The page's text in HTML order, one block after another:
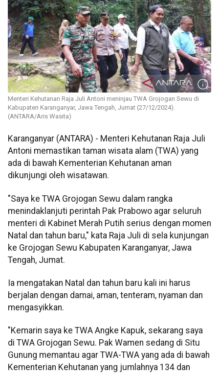
Menteri Kehutanan Raja Juli Antoni meninjau TWA Grojogan Sewu di
Kabupaten Karanganyar, Jawa Tengah, Jumat (27/12/2024).
(ANTARA/Aris Wasita)
Karanganyar (ANTARA) - Menteri Kehutanan Raja Juli
Antoni memastikan taman wisata alam (TWA) yang
ada di bawah Kementerian Kehutanan aman
dikunjungi oleh wisatawan.
"Saya ke TWA Grojogan Sewu dalam rangka
menindaklanjuti perintah Pak Prabowo agar seluruh
menteri di Kabinet Merah Putih serius dengan momen
Natal dan tahun baru," kata Raja Juli di sela kunjungan
ke Grojogan Sewu Kabupaten Karanganyar, Jawa
Tengah, Jumat.
Ia mengatakan Natal dan tahun baru kali ini harus
berjalan dengan damai, aman, tenteram, nyaman dan
mengasyikkan.
"Kemarin saya ke TWA Angke Kapuk, sekarang saya
di TWA Grojogan Sewu. Pak Wamen sedang di Situ
Gunung memantau agar TWA-TWA yang ada di bawah
Kementerian Kehutanan yang jumlahnya 134 dan